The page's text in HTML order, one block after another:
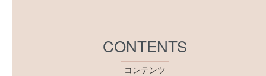
CONTENTS
コンテンツ